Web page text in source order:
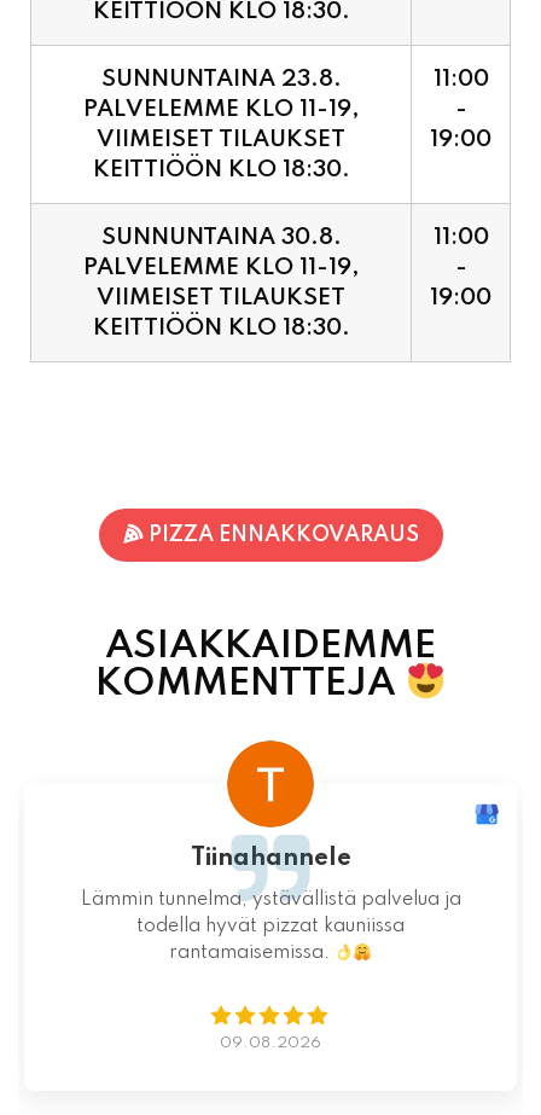
PALVELEMME KLO 11-19,
VIIMEISET TILAUKSET
KEITTIÖÖN KLO 18:30.
19:00
SUNNUNTAINA 30.8.
PALVELEMME KLO 11-19,
VIIMEISET TILAUKSET
KEITTIÖÖN KLO 18:30.
11:00
19:00
ASIAKKAIDEMME
Terhi Vornanen
Varmuudella Pohjois-Karjalan parhaat pizzat!
Itsessään paikka ei valitettavasti ole
mitenkään idyllinen.